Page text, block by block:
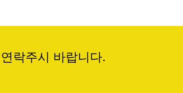
락주시 바랍니다.